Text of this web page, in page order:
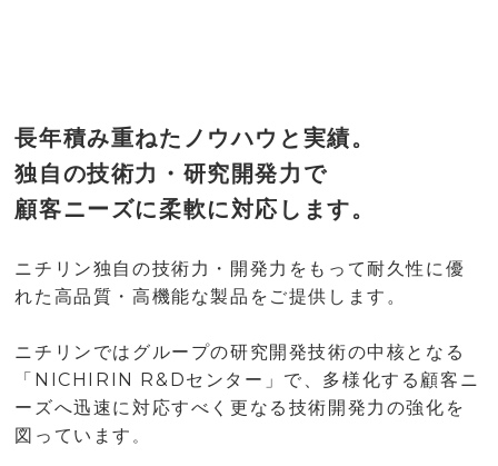
長年積み重ねたノウハウと実績。
独自の技術力・研究開発力で
顧客ニーズに柔軟に対応します。
ニチリン独自の技術力・開発力をもって耐久性に優
れた高品質・高機能な製品をご提供します。
ニチリンではグループの研究開発技術の中核となる
「NICHIRIN R&Dセンター」で、多様化する顧客ニ
ーズへ迅速に対応すべく更なる技術開発力の強化を
図っています 。